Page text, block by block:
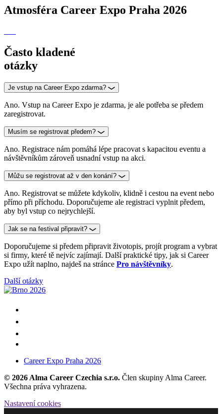
Atmosféra Career Expo Praha 2026
Často kladené
otázky
Je vstup na Career Expo zdarma?
Ano. Vstup na Career Expo je zdarma, je ale potřeba se předem
zaregistrovat.
Musím se registrovat předem?
Ano. Registrace nám pomáhá lépe pracovat s kapacitou eventu a
návštěvníkům zároveň usnadní vstup na akci.
Můžu se registrovat až v den konání?
Ano. Registrovat se můžete kdykoliv, klidně i cestou na event nebo
přímo při příchodu. Doporučujeme ale registraci vyplnit předem,
aby byl vstup co nejrychlejší.
Jak se na festival připravit?
Doporučujeme si předem připravit životopis, projít program a vybrat
si firmy, které tě nejvíc zajímají. Další praktické tipy, jak si Career
Expo užít naplno, najdeš na stránce Pro návštěvníky.
Další otázky
Career Expo Praha 2026
© 2026 Alma Career Czechia s.r.o. Člen skupiny Alma Career.
Všechna práva vyhrazena.
Nastavení cookies